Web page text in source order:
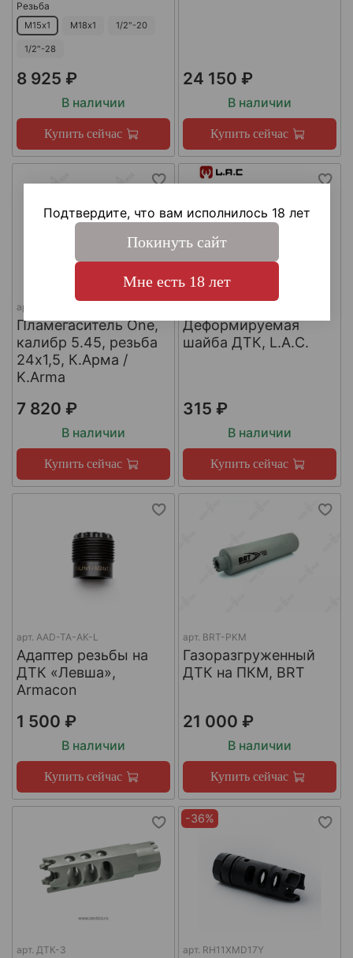
Резьба
М15х1 М18х1 1/2"-20
1/2"-28
8 925 ₽
В наличии
Купить сейчас
24 150 ₽
В наличии
Купить сейчас
арт.
Пламегаситель One,
калибр 5.45, резьба
24х1,5, К.Арма /
K.Arma
7 820 ₽
В наличии
Купить сейчас
Деформируемая
шайба ДТК, L.A.C.
315 ₽
В наличии
Купить сейчас
арт. AAD-TA-AK-L
Адаптер резьбы на
ДТК «Левша»,
Armacon
1 500 ₽
В наличии
Купить сейчас
арт. BRT-PKM
Газоразгруженный
ДТК на ПКМ, BRT
21 000 ₽
В наличии
Купить сейчас
арт. ДТК-3
-36%
арт. RH11XMD17Y
Подтвердите, что вам исполнилось 18 лет
Покинуть сайт
Мне есть 18 лет